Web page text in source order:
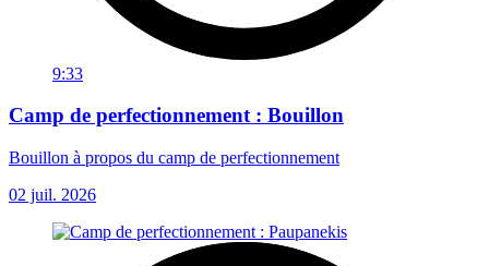
9:33
Camp de perfectionnement : Bouillon
Bouillon à propos du camp de perfectionnement
02 juil. 2026